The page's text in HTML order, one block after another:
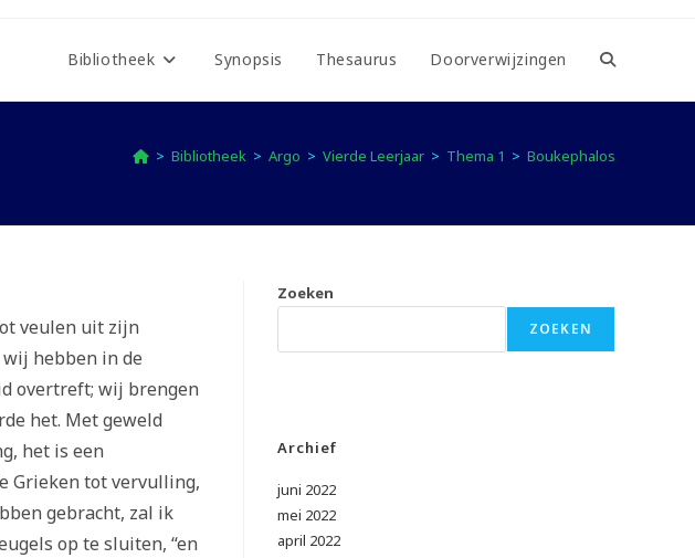
Bibliotheek Synopsis Thesaurus Doorverwijzingen Toggle
zoeken
> Bibliotheek > Argo > Vierde Leerjaar > Thema 1 > Boukephalos
veulen uit zijn
hebben in de
overtreft; wij brengen
het. Met geweld
het is een
Grieken tot vervulling,
gebracht, zal ik
op te sluiten, “en
Zoeken
ZOEKEN
Archief
juni 2022
mei 2022
april 2022